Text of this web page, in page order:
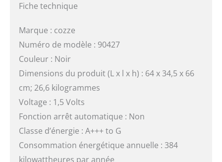
Fiche technique
Marque : cozze
Numéro de modèle : 90427
Couleur : Noir
Dimensions du produit (L x l x h) : 64 x 34,5 x 66
cm; 26,6 kilogrammes
Voltage : 1,5 Volts
Fonction arrêt automatique : Non
Classe d’énergie : A+++ to G
Consommation énergétique annuelle : 384
kilowattheures par année